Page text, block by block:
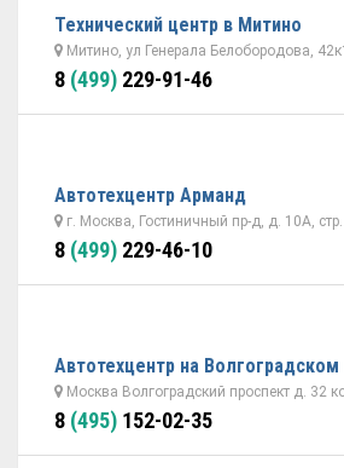
Технический центр в Митино
Митино, ул Генерала Белобородова, 42к1
8 (499) 229-91-46
Автотехцентр Арманд
г. Москва, Гостиничный пр-д, д. 10А, стр.
8 (499) 229-46-10
Автотехцентр на Волгоградском
Москва Волгоградский проспект д. 32
8 (495) 152-02-35